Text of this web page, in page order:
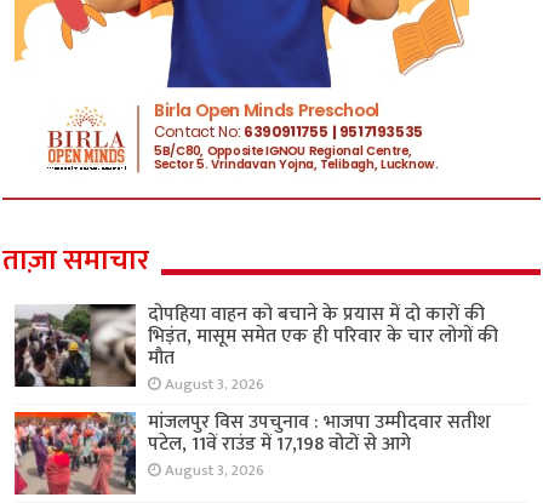
ताज़ा समाचार
दोपहिया वाहन को बचाने के प्रयास में दो कारों की
भिड़ंत, मासूम समेत एक ही परिवार के चार लोगों की
मौत
August 3, 2026
मांजलपुर विस उपचुनाव : भाजपा उम्मीदवार सतीश
पटेल, 11वें राउंड में 17,198 वोटों से आगे
August 3, 2026